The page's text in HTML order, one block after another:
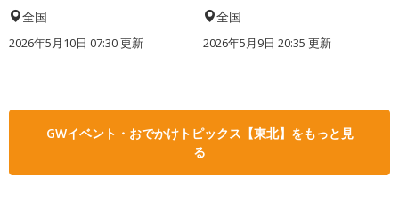
全国
2026年5月10日 07:30 更新
全国
2026年5月9日 20:35 更新
GWイベント・おでかけトピックス【東北】をもっと見
る